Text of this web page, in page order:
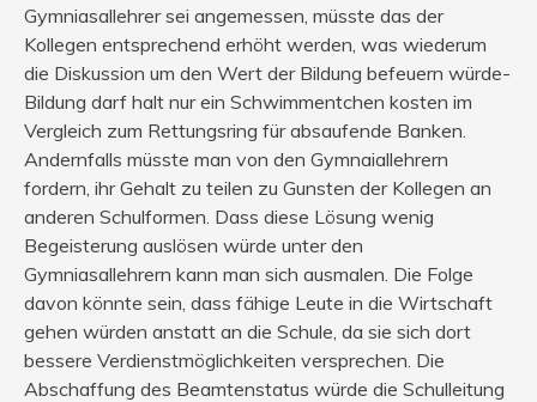
Gymniasallehrer sei angemessen, müsste das der
Kollegen entsprechend erhöht werden, was wiederum
die Diskussion um den Wert der Bildung befeuern würde-
Bildung darf halt nur ein Schwimmentchen kosten im
Vergleich zum Rettungsring für absaufende Banken.
Andernfalls müsste man von den Gymnaiallehrern
fordern, ihr Gehalt zu teilen zu Gunsten der Kollegen an
anderen Schulformen. Dass diese Lösung wenig
Begeisterung auslösen würde unter den
Gymniasallehrern kann man sich ausmalen. Die Folge
davon könnte sein, dass fähige Leute in die Wirtschaft
gehen würden anstatt an die Schule, da sie sich dort
bessere Verdienstmöglichkeiten versprechen. Die
Abschaffung des Beamtenstatus würde die Schulleitung